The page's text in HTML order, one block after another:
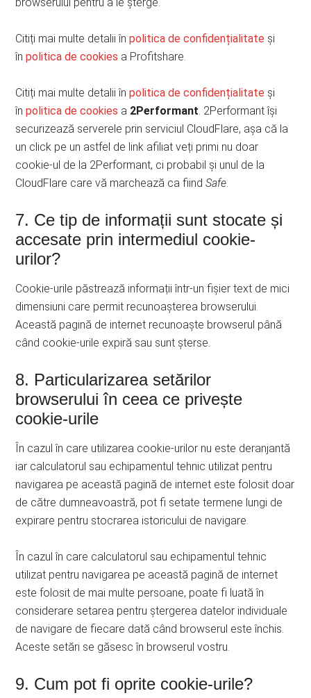
Citiți mai multe detalii înpolitica de confidențialitate și
înpolitica de cookies a Profitshare.
Citiți mai multe detalii înpolitica de confidențialitate și
înpolitica de cookies a 2Performant. 2Performant își
securizează serverele prin serviciul CloudFlare, așa că la
un click pe un astfel de link afiliat veți primi nu doar
cookie-ul de la 2Performant, ci probabil și unul de la
CloudFlare care vă marchează ca fiindSafe.
7. Ce tip de informații sunt stocate și
accesate prin intermediul cookie-
urilor?
Cookie-urile păstrează informații într-un fișier text de mici
dimensiuni care permit recunoașterea browserului.
Această pagină de internet recunoaște browserul până
când cookie-urile expiră sau sunt șterse.
8. Particularizarea setărilor
browserului în ceea ce privește
cookie-urile
În cazul în care utilizarea cookie-urilor nu este deranjantă
iar calculatorul sau echipamentul tehnic utilizat pentru
navigarea pe această pagină de internet este folosit doar
de către dumneavoastră, pot fi setate termene lungi de
expirare pentru stocrarea istoricului de navigare.
În cazul în care calculatorul sau echipamentul tehnic
utilizat pentru navigarea pe această pagină de internet
este folosit de mai multe persoane, poate fi luată în
considerare setarea pentru ștergerea datelor individuale
de navigare de fiecare dată când browserul este închis.
Aceste setări se găsesc în browserul vostru.
9. Cum pot fi oprite cookie-urile?